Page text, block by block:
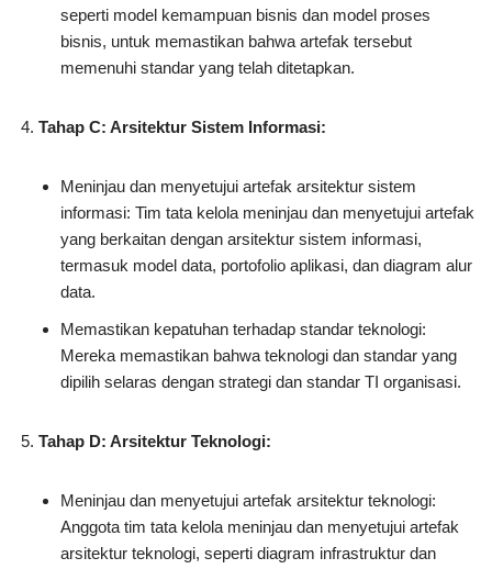
seperti model kemampuan bisnis dan model proses
bisnis, untuk memastikan bahwa artefak tersebut
memenuhi standar yang telah ditetapkan.
Tahap C: Arsitektur Sistem Informasi:
Meninjau dan menyetujui artefak arsitektur sistem
informasi: Tim tata kelola meninjau dan menyetujui artefak
yang berkaitan dengan arsitektur sistem informasi,
termasuk model data, portofolio aplikasi, dan diagram alur
data.
Memastikan kepatuhan terhadap standar teknologi:
Mereka memastikan bahwa teknologi dan standar yang
dipilih selaras dengan strategi dan standar TI organisasi.
Tahap D: Arsitektur Teknologi:
Meninjau dan menyetujui artefak arsitektur teknologi:
Anggota tim tata kelola meninjau dan menyetujui artefak
arsitektur teknologi, seperti diagram infrastruktur dan